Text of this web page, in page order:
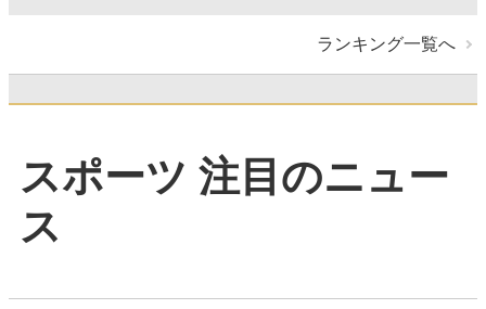
ランキング一覧へ
スポーツ 注目のニュー
ス